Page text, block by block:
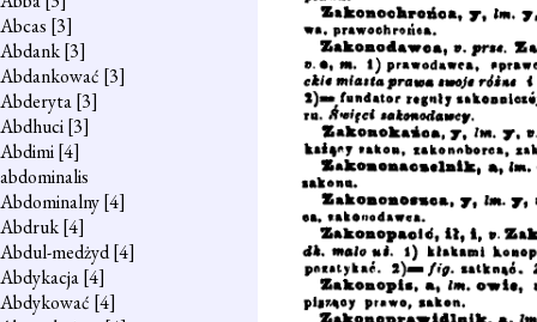
Abcas [3]
Abdank[3]
Abdankować [3]
Abderyta[3]
Abdhuci[3]
Abdimi[4]
abdominalis
Abdominalny[4]
Abdruk[4]
Abdul-medżyd[4]
Abdykacja[4]
Abdykować [4]